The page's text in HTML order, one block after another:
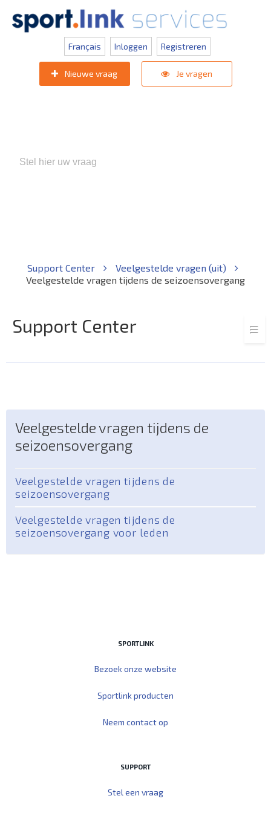
Français Inloggen Registreren
Nieuwe vraag Je vragen
Support Center
Veelgestelde vragen (uit)
Veelgestelde vragen tijdens de seizoensovergang
Support Center
Veelgestelde vragen tijdens de
seizoensovergang
Veelgestelde vragen tijdens de
seizoensovergang
Veelgestelde vragen tijdens de
seizoensovergang voor leden
SPORTLINK
Bezoek onze website
Sportlink producten
Neem contact op
SUPPORT
Stel een vraag